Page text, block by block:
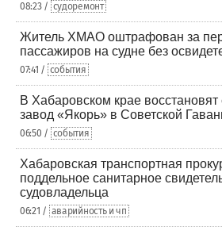
08:23 / судоремонт
Житель ХМАО оштрафован за
пассажиров на судне без
07:41 / события
В Хабаровском крае
завод «Якорь» в Советской
06:50 / события
Хабаровская транспортная
поддельное санитарное
судовладельца
06:21 / аварийность и чп